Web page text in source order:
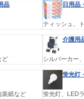
品 日用品
ティッシュ、
ど
介護用
シルバーカー
装紙など
蛍光灯
蛍光灯、LED